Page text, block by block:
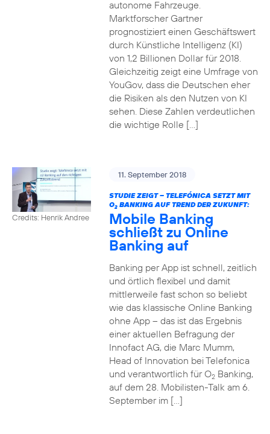
autonome Fahrzeuge.
Marktforscher Gartner
prognostiziert einen Geschäftswert
durch Künstliche Intelligenz (KI)
von 1,2 Billionen Dollar für 2018.
Gleichzeitig zeigt eine Umfrage von
YouGov, dass die Deutschen eher
die Risiken als den Nutzen von KI
sehen. Diese Zahlen verdeutlichen
die wichtige Rolle […]
Credits: Henrik Andree
11. September 2018
STUDIE ZEIGT – TELEFÓNICA SETZT MIT
O2BANKING AUF TREND DER ZUKUNFT:
Mobile Banking
schließt zu Online
Banking auf
Banking per App ist schnell, zeitlich
und örtlich flexibel und damit
mittlerweile fast schon so beliebt
wie das klassische Online Banking
ohne App – das ist das Ergebnis
einer aktuellen Befragung der
Innofact AG, die Marc Mumm,
Head of Innovation bei Telefonica
und verantwortlich für O2Banking,
auf dem 28. Mobilisten-Talk am 6.
September im […]